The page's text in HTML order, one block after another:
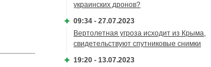
украинских дронов?
09:34 - 27.07.2023
Вертолетная угроза исходит из Крыма,
свидетельствуют спутниковые снимки
19:20 - 13.07.2023